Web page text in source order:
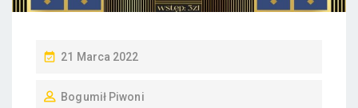
P
S
21 Marca 2022
Bogumił Piwoni